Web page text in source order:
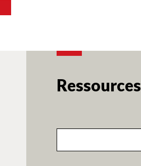
Ressources